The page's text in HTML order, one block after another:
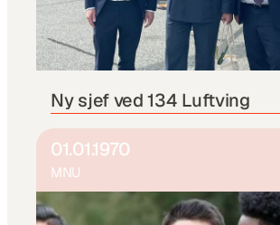
Ny sjef ved 134 Luftving
01.01.1970
MNU